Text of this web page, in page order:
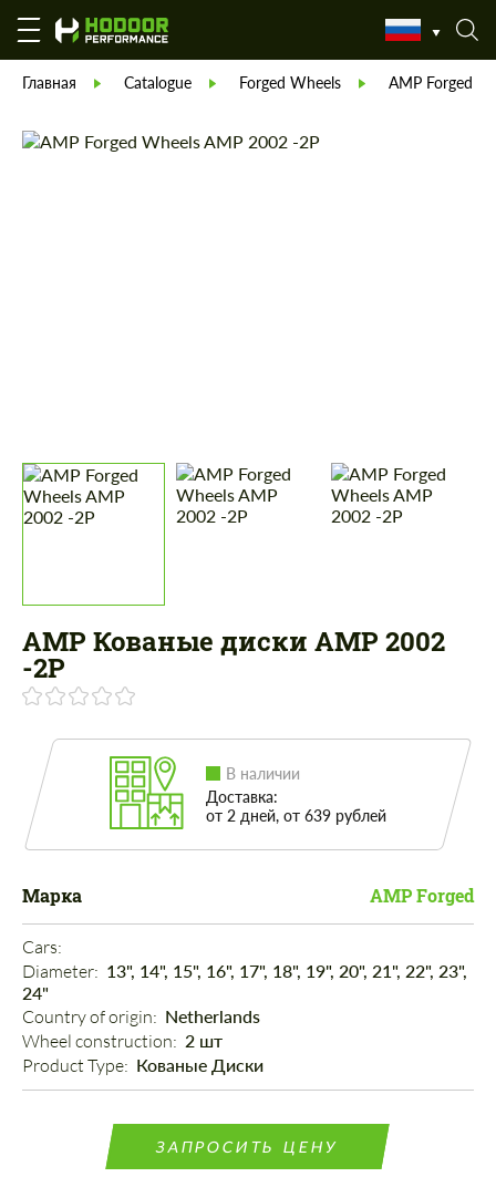
Главная Catalogue Forged Wheels AMP Forged
AMP Кованые диски AMP 2002
-2P
В наличии
Доставка:
от 2 дней, от 639 рублей
Марка AMP Forged
Cars:
Diameter: 13", 14", 15", 16", 17", 18", 19", 20", 21", 22", 23",
24"
Country of origin: Netherlands
Wheel construction: 2 шт
Product Type: Кованые Диски
ЗАПРОСИТЬ ЦЕНУ